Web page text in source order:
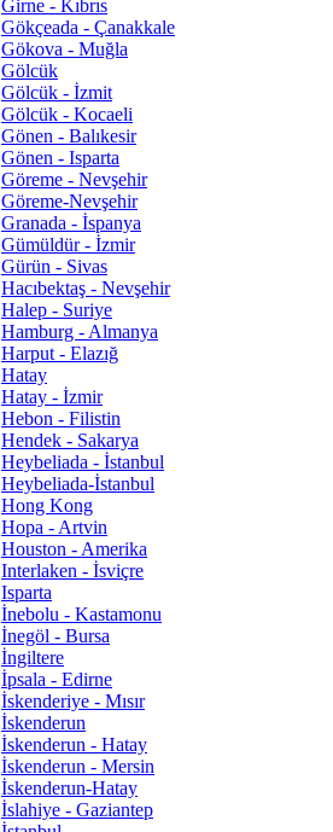
Girne - Kıbrıs
Gökçeada - Çanakkale
Gökova - Muğla
Gölcük
Gölcük - İzmit
Gölcük - Kocaeli
Gönen - Balıkesir
Gönen - Isparta
Göreme - Nevşehir
Göreme-Nevşehir
Granada - İspanya
Gümüldür - İzmir
Gürün - Sivas
Hacıbektaş - Nevşehir
Halep - Suriye
Hamburg - Almanya
Harput - Elazığ
Hatay
Hatay - İzmir
Hebon - Filistin
Hendek - Sakarya
Heybeliada - İstanbul
Heybeliada-İstanbul
Hong Kong
Hopa - Artvin
Houston - Amerika
Interlaken - İsviçre
Isparta
İnebolu - Kastamonu
İnegöl - Bursa
İngiltere
İpsala - Edirne
İskenderiye - Mısır
İskenderun
İskenderun - Hatay
İskenderun - Mersin
İskenderun-Hatay
İslahiye - Gaziantep